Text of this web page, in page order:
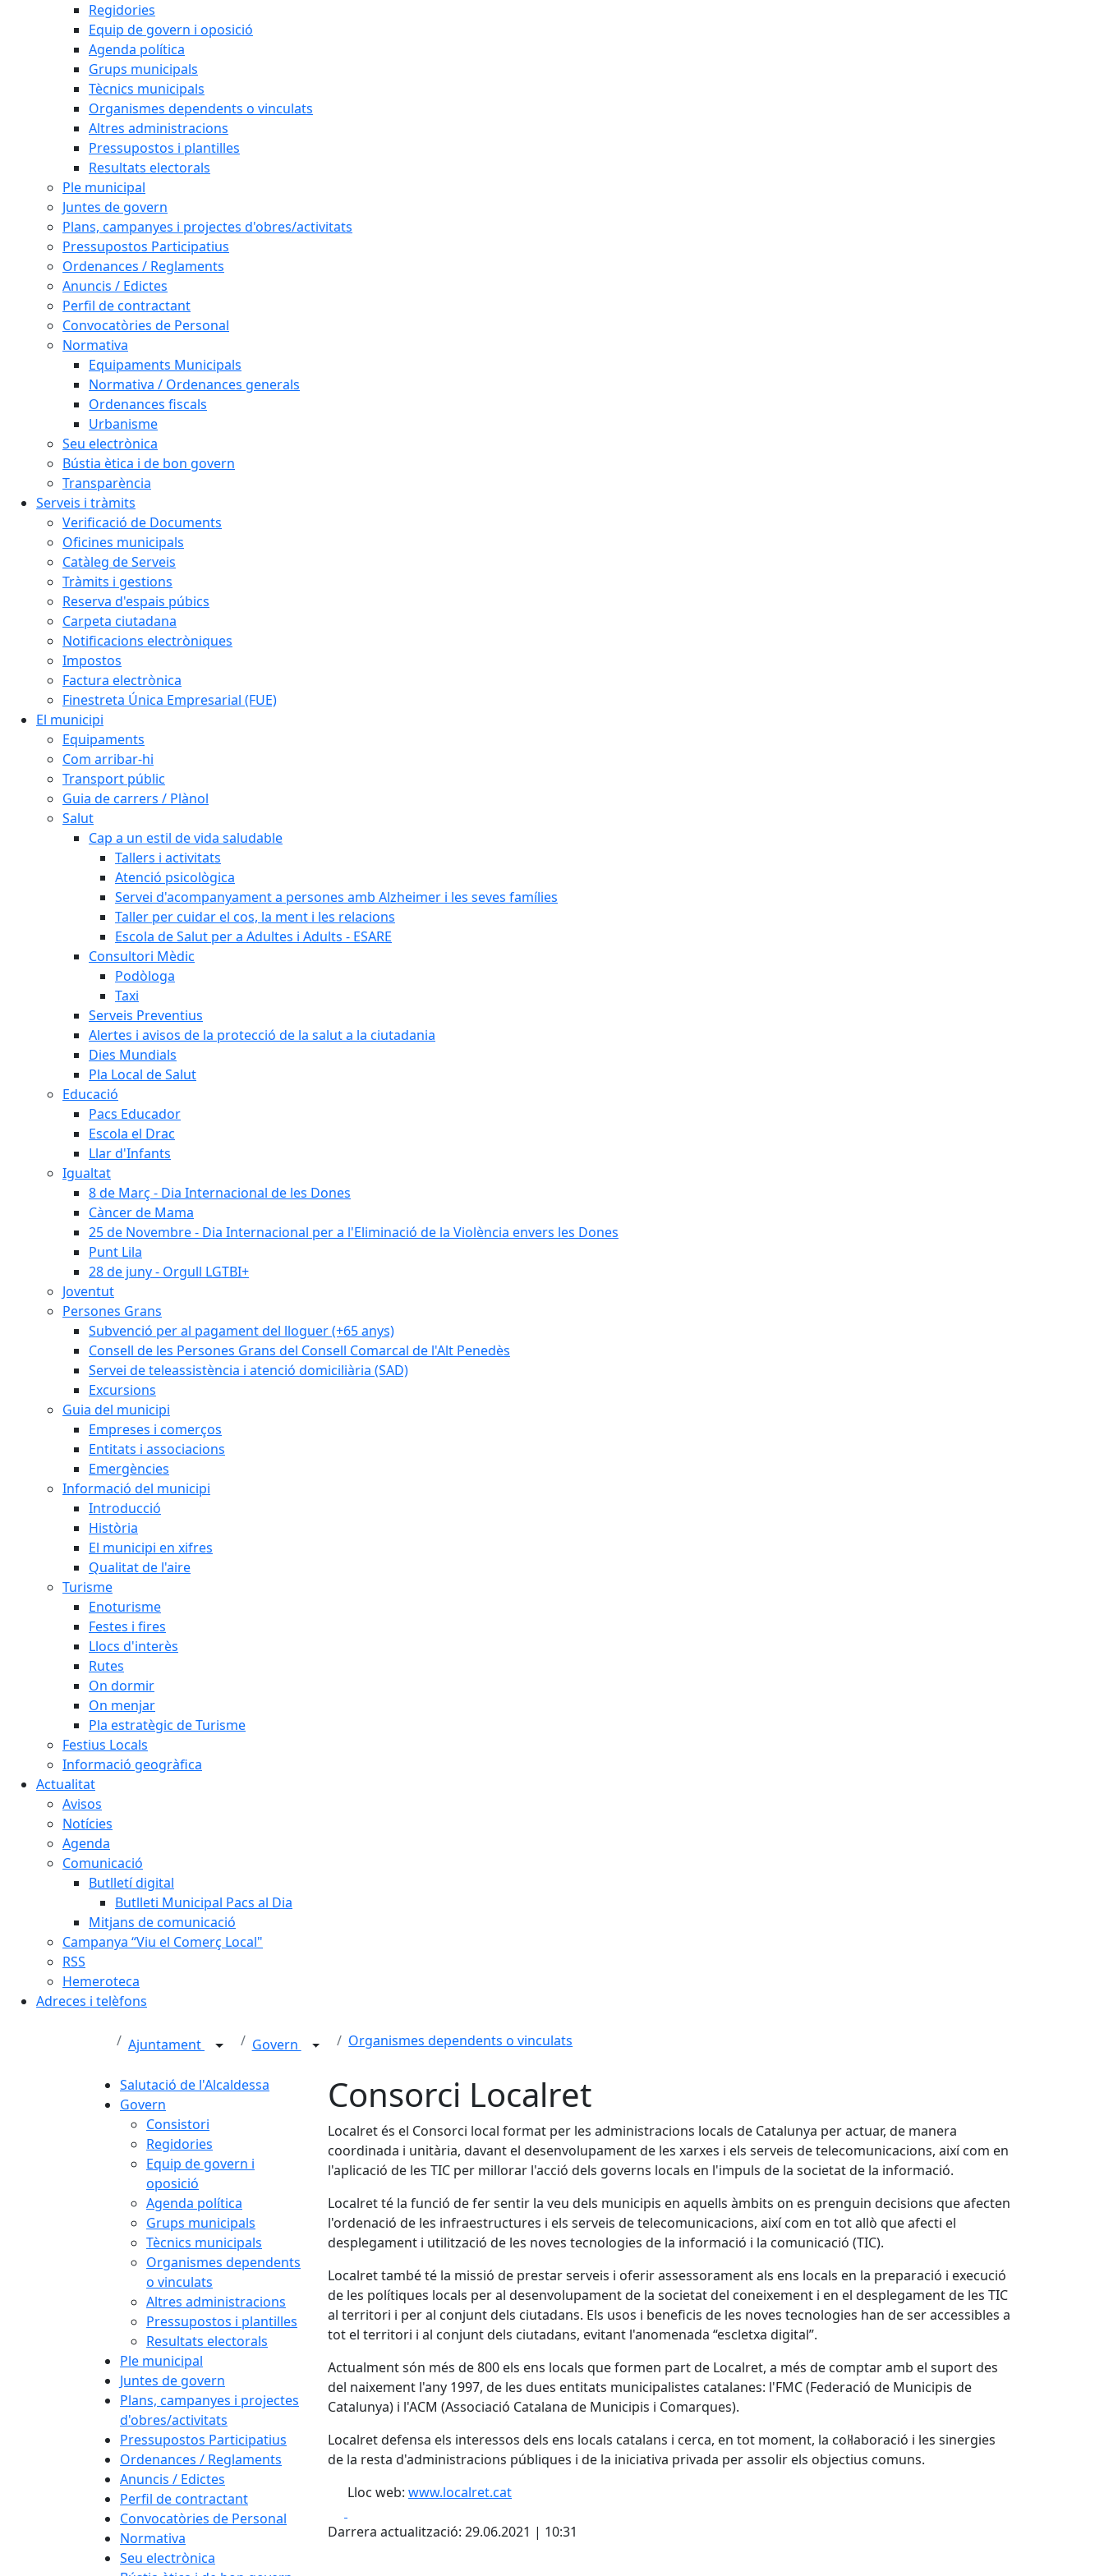
Regidories
Equip de govern i oposició
Agenda política
Grups municipals
Tècnics municipals
Organismes dependents o vinculats
Altres administracions
Pressupostos i plantilles
Resultats electorals
Ple municipal
Juntes de govern
Plans, campanyes i projectes d'obres/activitats
Pressupostos Participatius
Ordenances / Reglaments
Anuncis / Edictes
Perfil de contractant
Convocatòries de Personal
Normativa
Equipaments Municipals
Normativa / Ordenances generals
Ordenances fiscals
Urbanisme
Seu electrònica
Bústia ètica i de bon govern
Transparència
Serveis i tràmits
Verificació de Documents
Oficines municipals
Catàleg de Serveis
Tràmits i gestions
Reserva d'espais púbics
Carpeta ciutadana
Notificacions electròniques
Impostos
Factura electrònica
Finestreta Única Empresarial (FUE)
El municipi
Equipaments
Com arribar-hi
Transport públic
Guia de carrers / Plànol
Salut
Cap a un estil de vida saludable
Tallers i activitats
Atenció psicològica
Servei d'acompanyament a persones amb Alzheimer i les seves famílies
Taller per cuidar el cos, la ment i les relacions
Escola de Salut per a Adultes i Adults - ESARE
Consultori Mèdic
Podòloga
Taxi
Serveis Preventius
Alertes i avisos de la protecció de la salut a la ciutadania
Dies Mundials
Pla Local de Salut
Educació
Pacs Educador
Escola el Drac
Llar d'Infants
Igualtat
8 de Març - Dia Internacional de les Dones
Càncer de Mama
25 de Novembre - Dia Internacional per a l'Eliminació de la Violència envers les Dones
Punt Lila
28 de juny - Orgull LGTBI+
Joventut
Persones Grans
Subvenció per al pagament del lloguer (+65 anys)
Consell de les Persones Grans del Consell Comarcal de l'Alt Penedès
Servei de teleassistència i atenció domiciliària (SAD)
Excursions
Guia del municipi
Empreses i comerços
Entitats i associacions
Emergències
Informació del municipi
Introducció
Història
El municipi en xifres
Qualitat de l'aire
Turisme
Enoturisme
Festes i fires
Llocs d'interès
Rutes
On dormir
On menjar
Pla estratègic de Turisme
Festius Locals
Informació geogràfica
Actualitat
Avisos
Notícies
Agenda
Comunicació
Butlletí digital
Butlleti Municipal Pacs al Dia
Mitjans de comunicació
Campanya “Viu el Comerç Local"
RSS
Hemeroteca
Adreces i telèfons
Ajuntament Govern Organismes dependents o vinculats
Salutació de l'Alcaldessa
Govern
Consistori
Regidories
Equip de govern i
oposició
Agenda política
Grups municipals
Tècnics municipals
Organismes dependents
o vinculats
Altres administracions
Pressupostos i plantilles
Resultats electorals
Ple municipal
Juntes de govern
Plans, campanyes i projectes
d'obres/activitats
Pressupostos Participatius
Ordenances / Reglaments
Anuncis / Edictes
Perfil de contractant
Convocatòries de Personal
Normativa
Seu electrònica
Consorci Localret
Localret és el Consorci local format per les administracions locals de Catalunya per actuar, de manera
coordinada i unitària, davant el desenvolupament de les xarxes i els serveis de telecomunicacions, així com en
l'aplicació de les TIC per millorar l'acció dels governs locals en l'impuls de la societat de la informació.
Localret té la funció de fer sentir la veu dels municipis en aquells àmbits on es prenguin decisions que afecten
l'ordenació de les infraestructures i els serveis de telecomunicacions, així com en tot allò que afecti el
desplegament i utilització de les noves tecnologies de la informació i la comunicació (TIC).
Localret també té la missió de prestar serveis i oferir assessorament als ens locals en la preparació i execució
de les polítiques locals per al desenvolupament de la societat del coneixement i en el desplegament de les TIC
al territori i per al conjunt dels ciutadans. Els usos i beneficis de les noves tecnologies han de ser accessibles a
tot el territori i al conjunt dels ciutadans, evitant l'anomenada “escletxa digital”.
Actualment són més de 800 els ens locals que formen part de Localret, a més de comptar amb el suport des
del naixement l'any 1997, de les dues entitats municipalistes catalanes: l'FMC (Federació de Municipis de
Catalunya) i l'ACM (Associació Catalana de Municipis i Comarques).
Localret defensa els interessos dels ens locals catalans i cerca, en tot moment, la col·laboració i les sinergies
de la resta d'administracions públiques i de la iniciativa privada per assolir els objectius comuns.
Lloc web: www.localret.cat
Darrera actualització: 29.06.2021 | 10:31